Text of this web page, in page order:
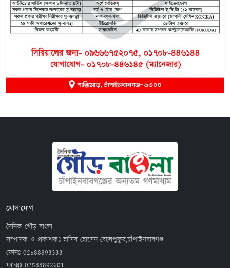
যোগাযোগ
দৈনিক গৌড় বাংলা
সম্পাদক ও প্রকাশকঃ হাসিব হোসেন বেলেপুকুর,চাঁপাইনবাবগঞ্জ।
ফোনঃ 02588893333
ফ্যাক্সঃ 02588892601